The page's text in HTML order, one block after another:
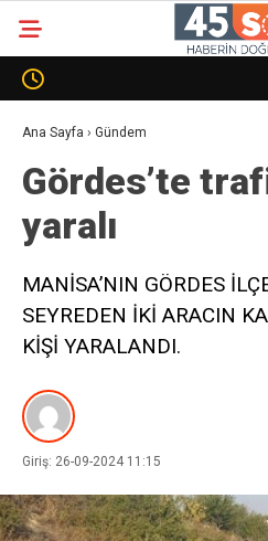
Ana Sayfa › Gündem
Gördes’te
yaralı
MANİSA’NIN GÖRDES
SEYREDEN İKİ ARACIN
KİŞİ YARALANDI.
Giriş: 26-09-2024 11:15